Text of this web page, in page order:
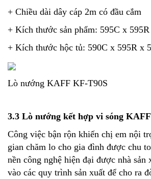
+ Chiều dài dây cáp 2m có đầu cắm
+ Kích thước sản phẩm: 595C x
+ Kích thước hộc tủ: 590C x 595R x
Lò nướng KAFF KF-T90S
3.3 Lò nướng kết hợp vi sóng
Công việc bận rộn khiến chị em nội
gian chăm lo cho gia đình được chu
nền công nghệ hiện đại được nhà sản
vào các quy trình sản xuất để cho ra